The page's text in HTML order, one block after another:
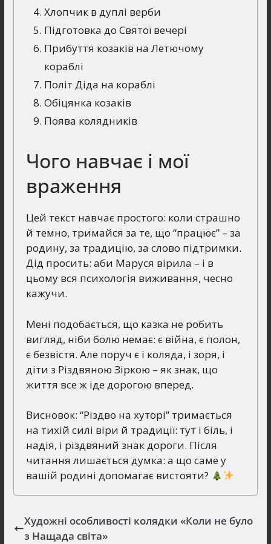
Хлопчик в дуплі верби
Підготовка до Святої вечері
Прибуття козаків на Летючому
кораблі
Політ Діда на кораблі
Обіцянка козаків
Поява колядників
Чого навчає і мої
враження
Цей текст навчає простого: коли страшно
й темно, тримайся за те, що “працює” – за
родину, за традицію, за слово підтримки.
Дід просить: аби Маруся вірила – і в
цьому вся психологія виживання, чесно
кажучи.
Мені подобається, що казка не робить
вигляд, ніби болю немає: є війна, є полон,
є безвістя. Але поруч є і коляда, і зоря, і
діти з Різдвяною Зіркою – як знак, що
життя все ж іде дорогою вперед.
Висновок: “Різдво на хуторі” тримається
на тихій силі віри й традиції: тут і біль, і
надія, і різдвяний знак дороги. Після
читання лишається думка: а що саме у
вашій родині допомагає вистояти?
Художні особливості колядки «Коли не було
з Нащада світа»